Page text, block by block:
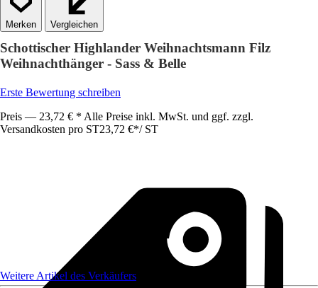
Vergleichen
Schottischer Highlander Weihnachtsmann Filz
Weihnachthänger - Sass & Belle
Erste Bewertung schreiben
Preis — 23,72 € * Alle Preise inkl. MwSt. und ggf. zzgl.
Versandkosten pro ST23,72 €*/ ST
Weitere Artikel des Verkäufers